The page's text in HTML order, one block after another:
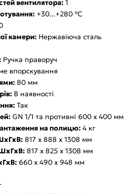
вентилятора: 1
+30...+280 °C
камери: Нержавіюча сталь
Ручка праворуч
впорскування
80 мм
В наявності
Так
GN 1/1 та противні 600 х 400 мм
на полицю: 4 кг
817 x 888 x 1308 мм
ШxГxВ: 817 x 825 x 1308 мм
660 x 490 x 948 мм